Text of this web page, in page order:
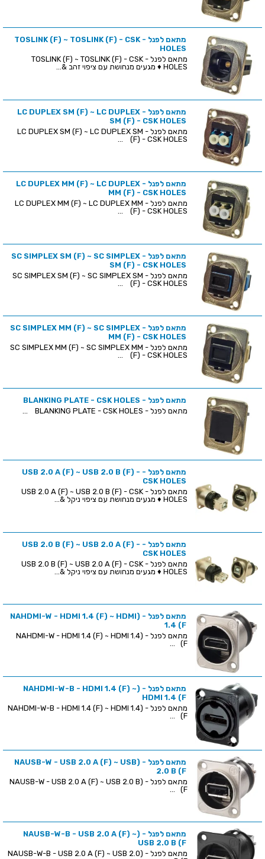
מתאם לפנל - TOSLINK (F) ~ TOSLINK (F) - CSK
HOLES
מתאם לפנל - TOSLINK (F) ~ TOSLINK (F) - CSK
HOLES ♦ מגעים מנחושת עם ציפוי זהב &...
מתאם לפנל - LC DUPLEX SM (F) ~ LC DUPLEX
SM (F) - CSK HOLES
מתאם לפנל - LC DUPLEX SM (F) ~ LC DUPLEX SM
(F) - CSK HOLES ...
מתאם לפנל - LC DUPLEX MM (F) ~ LC DUPLEX
MM (F) - CSK HOLES
מתאם לפנל - LC DUPLEX MM (F) ~ LC DUPLEX MM
(F) - CSK HOLES ...
מתאם לפנל - SC SIMPLEX SM (F) ~ SC SIMPLEX
SM (F) - CSK HOLES
מתאם לפנל - SC SIMPLEX SM (F) ~ SC SIMPLEX SM
(F) - CSK HOLES ...
מתאם לפנל - SC SIMPLEX MM (F) ~ SC SIMPLEX
MM (F) - CSK HOLES
מתאם לפנל - SC SIMPLEX MM (F) ~ SC SIMPLEX MM
(F) - CSK HOLES ...
מתאם לפנל - BLANKING PLATE - CSK HOLES
מתאם לפנל - BLANKING PLATE - CSK HOLES ...
מתאם לפנל - USB 2.0 A (F) ~ USB 2.0 B (F) -
CSK HOLES
מתאם לפנל - USB 2.0 A (F) ~ USB 2.0 B (F) - CSK
HOLES ♦ מגעים מנחושת עם ציפוי ניקל &...
מתאם לפנל - USB 2.0 B (F) ~ USB 2.0 A (F) -
CSK HOLES
מתאם לפנל - USB 2.0 B (F) ~ USB 2.0 A (F) - CSK
HOLES ♦ מגעים מנחושת עם ציפוי ניקל &...
מתאם לפנל - (NAHDMI-W - HDMI 1.4 (F) ~ HDMI
1.4 (F
מתאם לפנל - (NAHDMI-W - HDMI 1.4 (F) ~ HDMI 1.4
(F ...
מתאם לפנל - (NAHDMI-W-B - HDMI 1.4 (F) ~
HDMI 1.4 (F
מתאם לפנל - (NAHDMI-W-B - HDMI 1.4 (F) ~ HDMI 1.4
(F ...
מתאם לפנל - (NAUSB-W - USB 2.0 A (F) ~ USB
2.0 B (F
מתאם לפנל - (NAUSB-W - USB 2.0 A (F) ~ USB 2.0 B
(F ...
מתאם לפנל - (NAUSB-W-B - USB 2.0 A (F) ~
USB 2.0 B (F
מתאם לפנל - (NAUSB-W-B - USB 2.0 A (F) ~ USB 2.0